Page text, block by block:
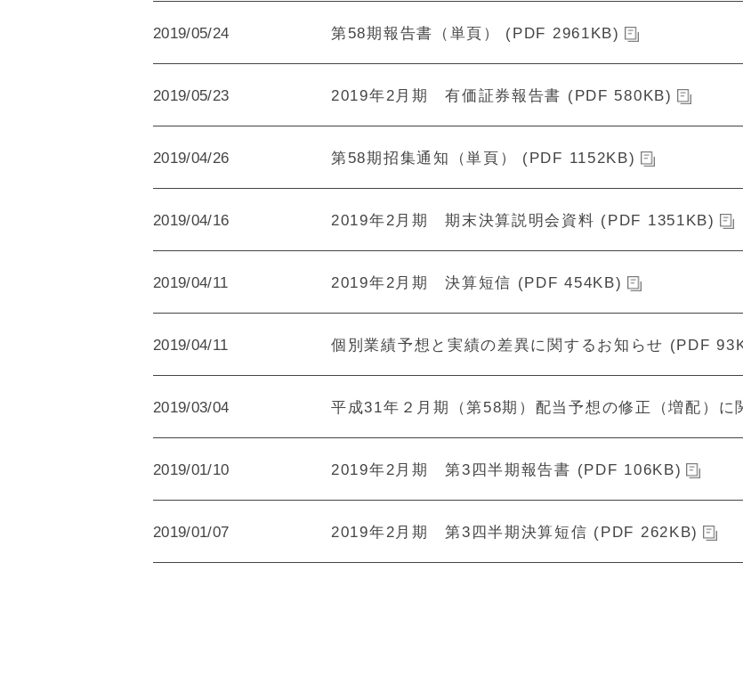
2019/05/24 第58期報告書（単頁） (PDF 2961KB)
2019/05/23 2019年2月期 有価証券報告書 (PDF 580KB)
2019/04/26 第58期招集通知（単頁） (PDF 1152KB)
2019/04/16 2019年2月期 期末決算説明会資料 (PDF 1351KB)
2019/04/11 2019年2月期 決算短信 (PDF 454KB)
2019/04/11 個別業績予想と実績の差異に関するお知らせ (PDF
2019/03/04 平成31年２月期（第58期）配当予想の修正（増配）
2019/01/10 2019年2月期 第3四半期報告書 (PDF 106KB)
2019/01/07 2019年2月期 第3四半期決算短信 (PDF 262KB)